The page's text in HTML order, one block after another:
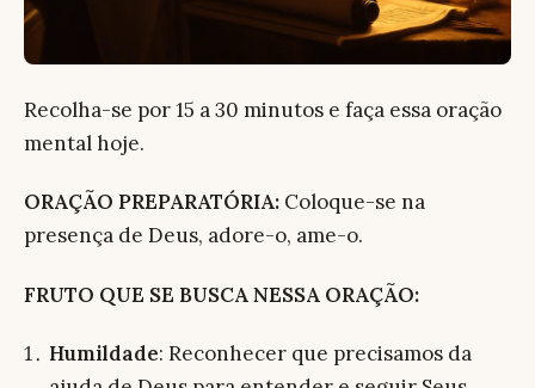
Recolha-se por 15 a 30 minutos e faça essa oração
mental hoje.
ORAÇÃO PREPARATÓRIA: Coloque-se na
presença de Deus, adore-o, ame-o.
FRUTO QUE SE BUSCA NESSA ORAÇÃO:
Humildade: Reconhecer que precisamos da